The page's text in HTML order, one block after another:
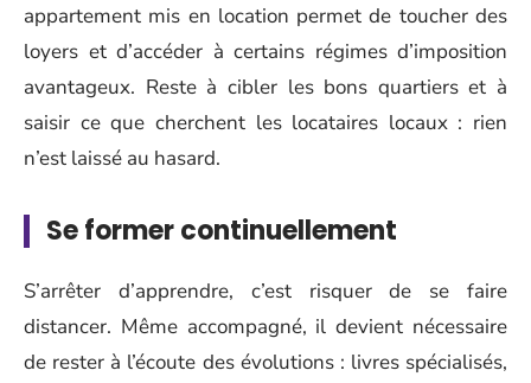
appartement mis en location permet de toucher des
loyers et d’accéder à certains régimes d’imposition
avantageux. Reste à cibler les bons quartiers et à
saisir ce que cherchent les locataires locaux : rien
n’est laissé au hasard.
Se former continuellement
S’arrêter d’apprendre, c’est risquer de se faire
distancer. Même accompagné, il devient nécessaire
de rester à l’écoute des évolutions : livres spécialisés,